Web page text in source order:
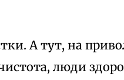
А тут, на
люди